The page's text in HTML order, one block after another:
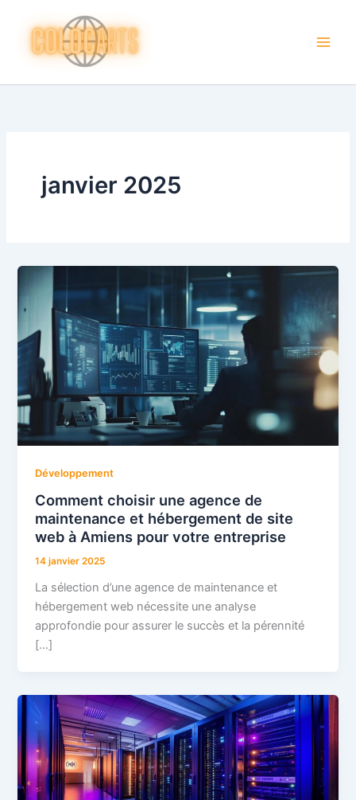
contenu
janvier 2025
Développement
Comment choisir une agence de
maintenance et hébergement de site
web à Amiens pour votre entreprise
14 janvier 2025
La sélection d’une agence de maintenance et
hébergement web nécessite une analyse
approfondie pour assurer le succès et la pérennité
[…]